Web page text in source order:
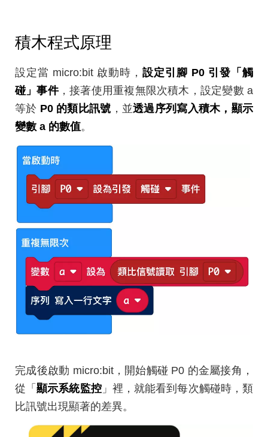
積木程式原理
設定當 micro:bit 啟動時， 設定引腳 P0 引發「觸
碰」事件，接著使用重複無限次積木，設定變數 a
等於 P0 的類比訊號 ，並透過序列寫入積木，顯示
變數 a 的數值。
完成後啟動 micro:bit，開始觸碰 P0 的金屬接角，
從「顯示系統監控」裡，就能看到每次觸碰時，類
比訊號出現顯著的差異。